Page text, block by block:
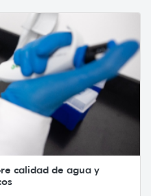
calidad de agua y